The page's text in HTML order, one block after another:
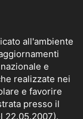
all'ambiente
e
realizzate nei
e favorire
presso il
22.05.2007).